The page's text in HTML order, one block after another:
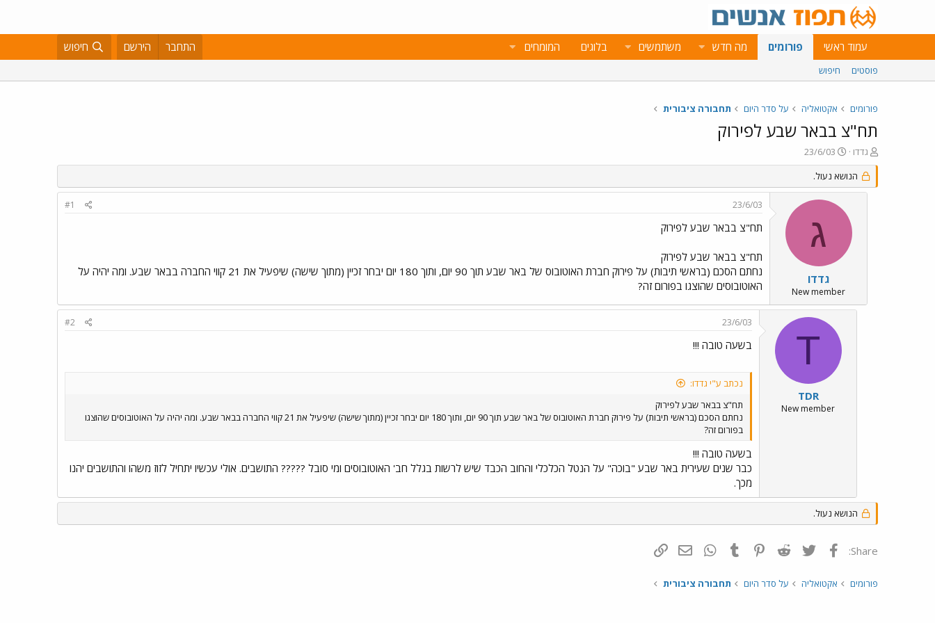
עמוד ראשי פורומים מה חדש משתמשים בלוגים המומחים התחבר הירשם חיפוש
פוסטים חיפוש
פורומים אקטואליה על סדר היום תחבורה ציבורית
תח"צ בבאר שבע לפירוק
פ
ו
ת
ח
גדדו
פ
ו
ר
ס
ם
י
23/6/03
הנושא נעול.
ג
גדדו
New member
23/6/03
#1
תח"צ בבאר שבע לפירוק
תח"צ בבאר שבע לפירוק
נחתם הסכם (בראשי תיבות) על פירוק חברת האוטובוס של באר שבע תוך 90 יום, ותוך 180 יום יבחר זכיין (מתוך שישה) שיפעיל את 21 קווי החברה בבאר שבע. ומה יהיה על
האוטובוסים שהוצגו בפורום זה?
T
TDR
New member
23/6/03
#2
בשעה טובה !!!
נכתב ע"י גדדו:
תח"צ בבאר שבע לפירוק
נחתם הסכם (בראשי תיבות) על פירוק חברת האוטובוס של באר שבע תוך 90 יום, ותוך 180 יום יבחר זכיין (מתוך שישה) שיפעיל את 21 קווי החברה בבאר שבע. ומה יהיה על האוטובוסים שהוצגו
בפורום זה?
בשעה טובה !!!
כבר שנים שעירית באר שבע "בוכה" על הנטל הכלכלי והחוב הכבד שיש לרשות בגלל חב' האוטובוסים ומי סובל ????? התושבים. אולי עכשיו יתחיל לזוז משהו והתושבים יהנו
מכך.
הנושא נעול.
Share: פייסבוק Twitter
Reddit
Pinterest
Tumblr
WhatsAppדואר אלקטרוני
פורומים אקטואליה על סדר היום תחבורה ציבורית